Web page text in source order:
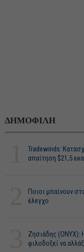
ΔΗΜΟΦΙΛΗ
Tradewinds:
απαίτηση $21,5
Ποιοι μπαίνουν
έλεγχο
Ζησιάδης (ONYX):
φιλοδοξεί να